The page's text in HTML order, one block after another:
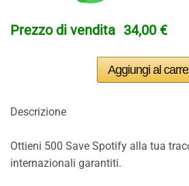
Prezzo di vendita 34,00 €
Descrizione
Ottieni 500 Save Spotify alla tua
internazionali garantiti.